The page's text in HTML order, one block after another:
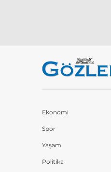
Ekonomi
Spor
Yaşam
Politika